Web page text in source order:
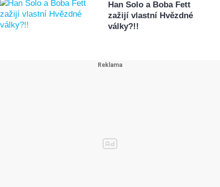
Han Solo a Boba Fett
zažijí vlastní Hvězdné
války?!!